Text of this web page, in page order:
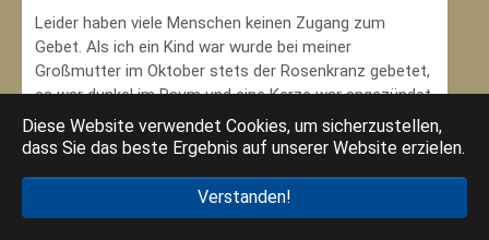
Diese Website verwendet Cookies, um sicherzustellen,
dass Sie das beste Ergebnis auf unserer Website erzielen.
Verstanden!
Leider haben viele Menschen keinen Zugang zum
Gebet. Als ich ein Kind war wurde bei meiner
Großmutter im Oktober stets der Rosenkranz gebetet,
es war dunkel im Raum und eine Kerze war angezündet.
Ich habe mich ungeheuer geborgen gefühlt. Das weiß
ich jetzt im Alter sehr zu schätzen. Danke an meine
Danke an die Gottesmutter Maria, dass ich beten kann.